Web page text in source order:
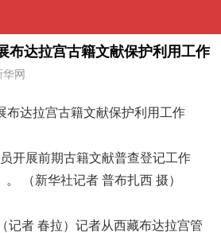
布达拉宫古籍文献保护利用工作
华网
开展前期古籍文献普查登记工作
。 （新华社记者 普布扎西 摄）
记者 春拉）记者从西藏布达拉宫管